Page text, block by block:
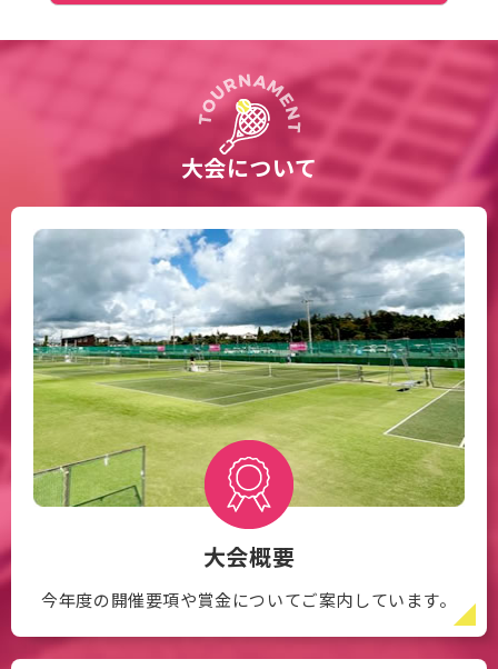
大会について
大会概要
今年度の開催要項や賞金についてご案内しています。